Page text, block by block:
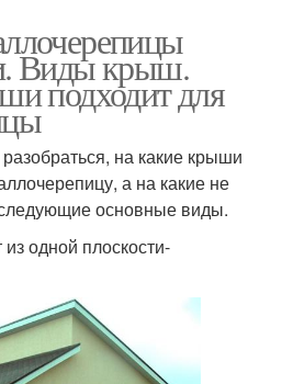
Виды крыш.
подходит для
на какие крыши
а на какие не
основные виды.
одной плоскости-